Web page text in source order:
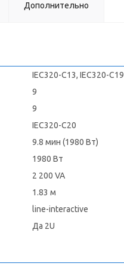
Дополнительно
IEC320-C13, IEC320-C19
9
9
IEC320-C20
9.8 мин (1980 Вт)
1980 Вт
2 200 VA
1.83 м
line-interactive
Да 2U